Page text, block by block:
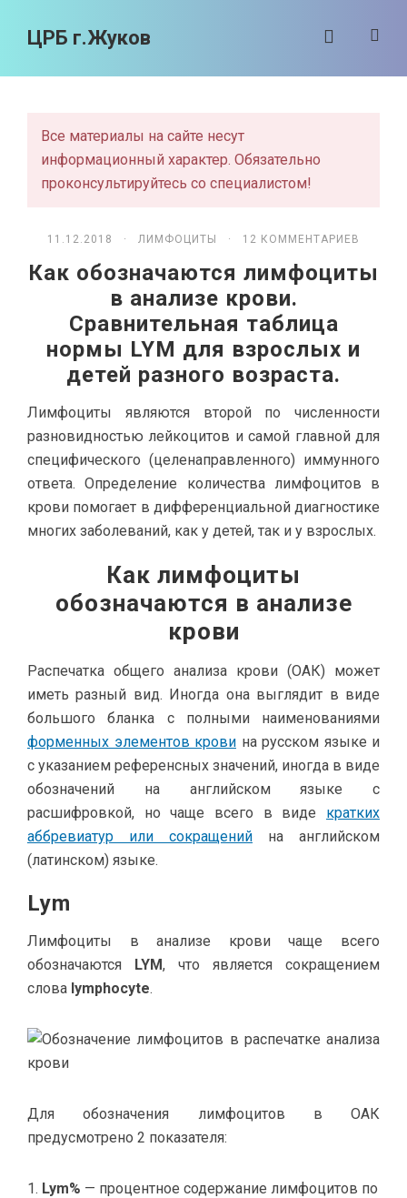
ЦРБ г.Жуков
Все материалы на сайте несут
информационный характер. Обязательно
проконсультируйтесь со специалистом!
11.12.2018 · ЛИМФОЦИТЫ · 12 КОММЕНТАРИЕВ
Как обозначаются лимфоциты
в анализе крови.
Сравнительная таблица
нормы LYM для взрослых и
детей разного возраста.
Лимфоциты являются второй по численности
разновидностью лейкоцитов и самой главной для
специфического (целенаправленного) иммунного
ответа. Определение количества лимфоцитов в
крови помогает в дифференциальной диагностике
многих заболеваний, как у детей, так и у взрослых.
Как лимфоциты
обозначаются в анализе
крови
Распечатка общего анализа крови (ОАК) может
иметь разный вид. Иногда она выглядит в виде
большого бланка с полными наименованиями
форменных элементов крови на русском языке и
с указанием референсных значений, иногда в виде
обозначений на английском языке с
расшифровкой, но чаще всего в виде кратких
аббревиатур или сокращений на английском
(латинском) языке.
Lym
Лимфоциты в анализе крови чаще всего
обозначаются LYM, что является сокращением
слова lymphocyte.
Для обозначения лимфоцитов в ОАК
предусмотрено 2 показателя:
Lym% — процентное содержание лимфоцитов по